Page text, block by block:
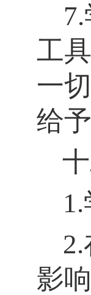
7.
工
一
给
影